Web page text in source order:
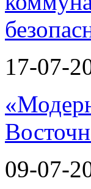
17-07-
09-07-